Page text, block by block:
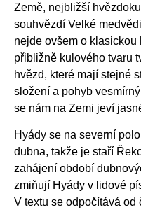
Země, nejbližší
souhvězdí Velké
nejde ovšem o
přibližně kulového tvaru
hvězd, které mají stejné
složení a pohyb
se nám na Zemi jeví
Hyády se na severní
dubna, takže je staří
zahájení období
zmiňují Hyády v lidové
V textu se odpočítává od